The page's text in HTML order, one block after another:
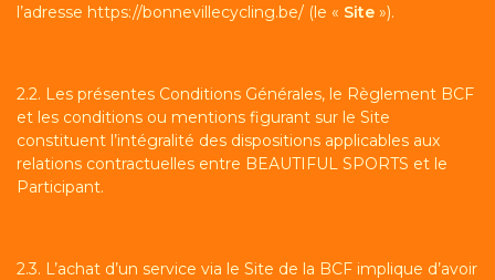
l’adresse https://bonnevillecycling.be/ (le « Site »).
2.2. Les présentes Conditions Générales, le Règlement BCF
et les conditions ou mentions figurant sur le Site
constituent l’intégralité des dispositions applicables aux
relations contractuelles entre BEAUTIFUL SPORTS et le
Participant.
2.3. L’achat d’un service via le Site de la BCF implique d’avoir